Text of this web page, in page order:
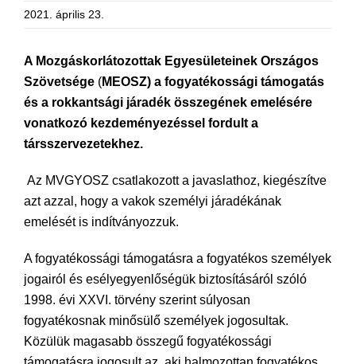
2021. április 23.
A Mozgáskorlátozottak Egyesületeinek Országos
Szövetsége (MEOSZ) a fogyatékossági támogatás
és a rokkantsági járadék összegének emelésére
vonatkozó kezdeményezéssel fordult a
társszervezetekhez.
Az MVGYOSZ csatlakozott a javaslathoz, kiegészítve
azt azzal, hogy a vakok személyi járadékának
emelését is indítványozzuk.
A fogyatékossági támogatásra a fogyatékos személyek
jogairól és esélyegyenlőségük biztosításáról szóló
1998. évi XXVI. törvény szerint súlyosan
fogyatékosnak minősülő személyek jogosultak.
Közülük magasabb összegű fogyatékossági